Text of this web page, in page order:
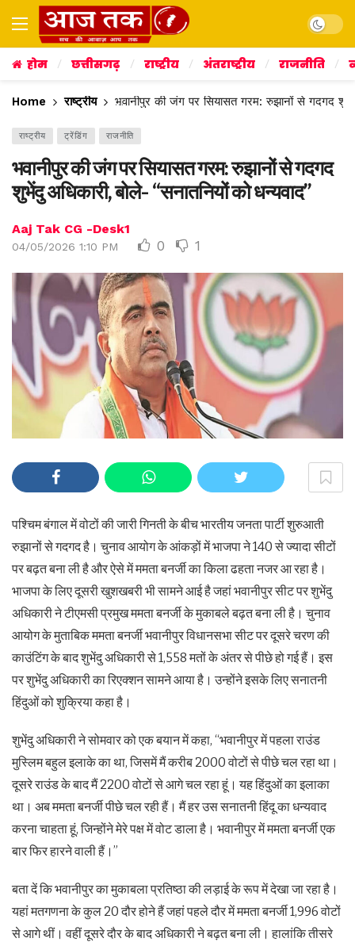
Dark
होम छत्तीसगढ़ राष्ट्रीय अंतराष्ट्रीय राजनीति
Home राष्ट्रीय भवानीपुर की जंग पर सियासत गरम: रुझानों से गदगद
राष्ट्रीय ट्रेंडिंग राजनीति
भवानीपुर की जंग पर सियासत गरम: रुझानों से गदगद
शुभेंदु अधिकारी, बोले- “सनातनियों को धन्यवाद”
Aaj Tak CG -Desk1
04/05/2026 1:10 PM 0 1
पश्चिम बंगाल में वोटों की जारी गिनती के बीच भारतीय जनता पार्टी शुरुआती
रुझानों से गदगद है। चुनाव आयोग के आंकड़ों में भाजपा ने 140 से ज्यादा सीटों
पर बढ़त बना ली है और ऐसे में ममता बनर्जी का किला ढहता नजर आ रहा है।
भाजपा के लिए दूसरी खुशखबरी भी सामने आई है जहां भवानीपुर सीट पर शुभेंदु
अधिकारी ने टीएमसी प्रमुख ममता बनर्जी के मुकाबले बढ़त बना ली है। चुनाव
आयोग के मुताबिक ममता बनर्जी भवानीपुर विधानसभा सीट पर दूसरे चरण की
काउंटिंग के बाद शुभेंदु अधिकारी से 1,558 मतों के अंतर से पीछे हो गई हैं। इस
पर शुभेंदु अधिकारी का रिएक्शन सामने आया है। उन्होंने इसके लिए सनातनी
हिंदुओं को शुक्रिया कहा है।
शुभेंदु अधिकारी ने सोमवार को एक बयान में कहा, “भवानीपुर में पहला राउंड
मुस्लिम बहुल इलाके का था, जिसमें मैं करीब 2000 वोटों से पीछे चल रहा था।
दूसरे राउंड के बाद मैं 2200 वोटों से आगे चल रहा हूं। यह हिंदुओं का इलाका
था। अब ममता बनर्जी पीछे चल रही हैं। मैं हर उस सनातनी हिंदू का धन्यवाद
करना चाहता हूं, जिन्होंने मेरे पक्ष में वोट डाला है। भवानीपुर में ममता बनर्जी एक
बार फिर हारने वाली हैं।”
बता दें कि भवानीपुर का मुकाबला प्रतिष्ठा की लड़ाई के रूप में देखा जा रहा है।
यहां मतगणना के कुल 20 दौर होने हैं जहां पहले दौर में ममता बनर्जी 1,996 वोटों
से आगे थीं। वहीं दूसरे दौर के बाद अधिकारी ने बढ़त बना ली। हालांकि तीसरे